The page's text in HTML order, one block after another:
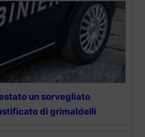
un sorvegliato
di grimaldelli